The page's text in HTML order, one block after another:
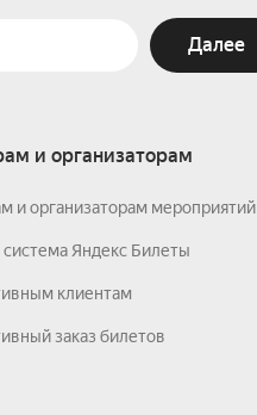
Далее
и организаторам
и организаторам мероприятий
система Яндекс Билеты
клиентам
заказ билетов